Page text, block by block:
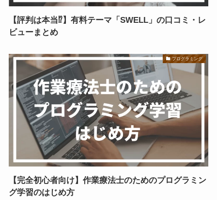
【評判は本当⁉】有料テーマ「SWELL」の口コミ・レ
ビューまとめ
プログラミング
【完全初心者向け】作業療法士のためのプログラミン
グ学習のはじめ方